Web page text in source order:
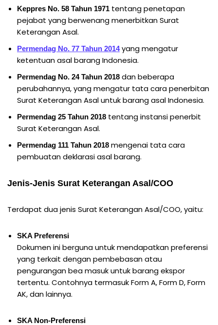
Keppres No. 58 Tahun 1971 tentang penetapan
pejabat yang berwenang menerbitkan Surat
Keterangan Asal.
Permendag No. 77 Tahun 2014yang mengatur
ketentuan asal barang Indonesia.
Permendag No. 24 Tahun 2018 dan beberapa
perubahannya, yang mengatur tata cara penerbitan
Surat Keterangan Asal untuk barang asal Indonesia.
Permendag 25 Tahun 2018 tentang instansi penerbit
Surat Keterangan Asal.
Permendag 111 Tahun 2018 mengenai tata cara
pembuatan deklarasi asal barang.
Jenis-Jenis Surat Keterangan Asal/COO
Terdapat dua jenis Surat Keterangan Asal/COO, yaitu:
SKA Preferensi
Dokumen ini berguna untuk mendapatkan preferensi
yang terkait dengan pembebasan atau
pengurangan bea masuk untuk barang ekspor
tertentu. Contohnya termasuk Form A, Form D, Form
AK, dan lainnya.
SKA Non-Preferensi